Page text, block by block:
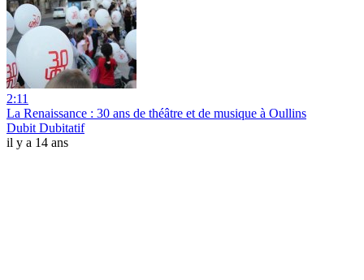
2:11
La Renaissance : 30 ans de théâtre et de musique à Oullins
Dubit Dubitatif
il y a 14 ans